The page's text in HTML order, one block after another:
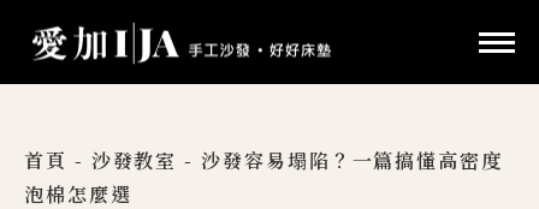
首頁 - 沙發教室 -沙發容易塌陷？一篇搞懂高密度
泡棉怎麼選